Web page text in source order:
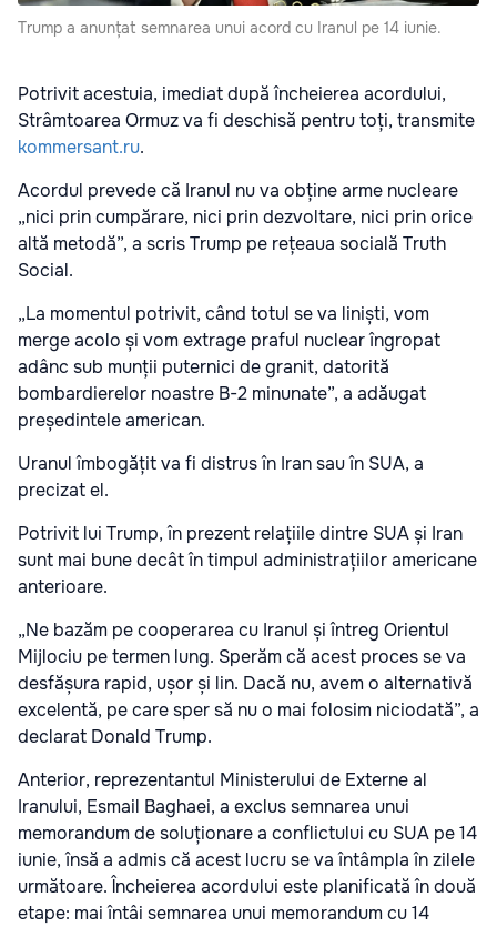
Trump a anunțat semnarea unui acord cu Iranul pe 14 iunie.
Potrivit acestuia, imediat după încheierea acordului,
Strâmtoarea Ormuz va fi deschisă pentru toți, transmite
kommersant.ru.
Acordul prevede că Iranul nu va obține arme nucleare
„nici prin cumpărare, nici prin dezvoltare, nici prin orice
altă metodă”, a scris Trump pe rețeaua socială Truth
Social.
„La momentul potrivit, când totul se va liniști, vom
merge acolo și vom extrage praful nuclear îngropat
adânc sub munții puternici de granit, datorită
bombardierelor noastre B-2 minunate”, a adăugat
președintele american.
Uranul îmbogățit va fi distrus în Iran sau în SUA, a
precizat el.
Potrivit lui Trump, în prezent relațiile dintre SUA și Iran
sunt mai bune decât în timpul administrațiilor americane
anterioare.
„Ne bazăm pe cooperarea cu Iranul și întreg Orientul
Mijlociu pe termen lung. Sperăm că acest proces se va
desfășura rapid, ușor și lin. Dacă nu, avem o alternativă
excelentă, pe care sper să nu o mai folosim niciodată”, a
declarat Donald Trump.
Anterior, reprezentantul Ministerului de Externe al
Iranului, Esmail Baghaei, a exclus semnarea unui
memorandum de soluționare a conflictului cu SUA pe 14
iunie, însă a admis că acest lucru se va întâmpla în zilele
următoare. Încheierea acordului este planificată în două
etape: mai întâi semnarea unui memorandum cu 14